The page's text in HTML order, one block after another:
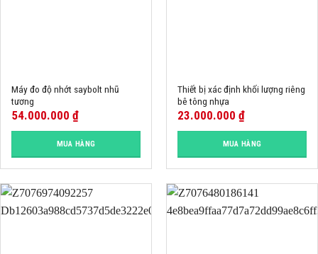
Máy đo độ nhớt saybolt nhũ
tương
54.000.000 ₫
MUA HÀNG
Thiết bị xác định khối lượng riêng
bê tông nhựa
23.000.000 ₫
MUA HÀNG